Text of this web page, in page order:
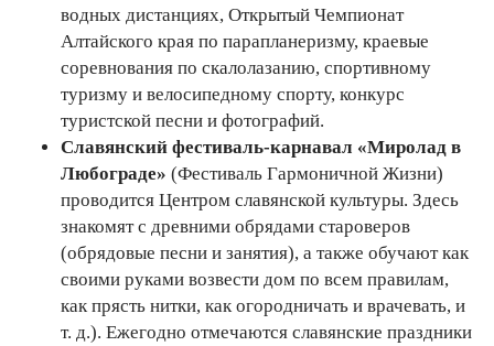
водных дистанциях, Открытый Чемпионат
Алтайского края по парапланеризму, краевые
соревнования по скалолазанию, спортивному
туризму и велосипедному спорту, конкурс
туристской песни и фотографий.
Славянский фестиваль-карнавал «Миролад в
Любограде» (Фестиваль Гармоничной Жизни)
проводится Центром славянской культуры. Здесь
знакомят с древними обрядами староверов
(обрядовые песни и занятия), а также обучают как
своими руками возвести дом по всем правилам,
как прясть нитки, как огородничать и врачевать, и
т. д.). Ежегодно отмечаются славянские праздники